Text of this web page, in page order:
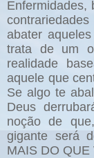
Enfermidades,
abater
trata de um
realidade
aquele que
Se algo te
Deus
noção de
gigante será
MAIS DO QUE